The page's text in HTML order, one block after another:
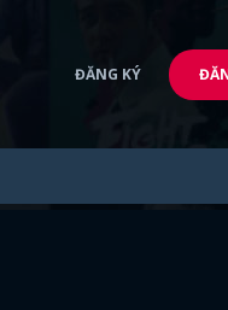
ĐĂNG KÝ